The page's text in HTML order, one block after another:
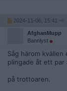
2024-11-06, 15:41
AfghanMupp
Bannlyst
Såg härom
plingade åt ett
på trottoaren.